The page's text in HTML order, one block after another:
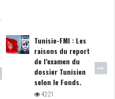
Tunisie-FMI : Les
raisons du report
de l’examen du
dossier Tunisien
selon le Fonds.
4221